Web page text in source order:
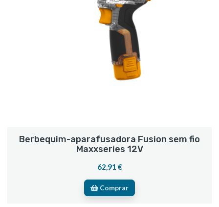
Berbequim-aparafusadora Fusion sem fio
Maxxseries 12V
62,91 €
Comprar